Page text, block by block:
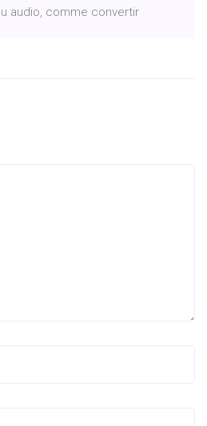
audio, comme convertir